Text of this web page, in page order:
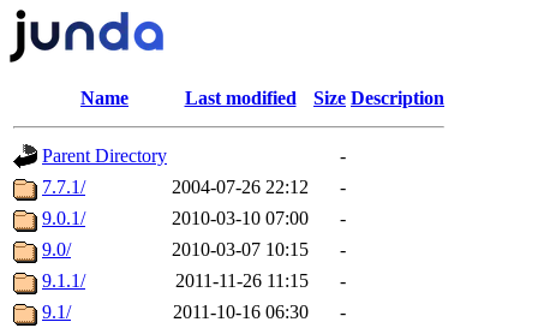
Name Last modified Size Description
Parent Directory
-
7.7.1/
2004-07-26 22:12
-
9.0.1/
2010-03-10 07:00
-
9.0/
2010-03-07 10:15
-
9.1.1/
2011-11-26 11:15
-
9.1/
2011-10-16 06:30
-